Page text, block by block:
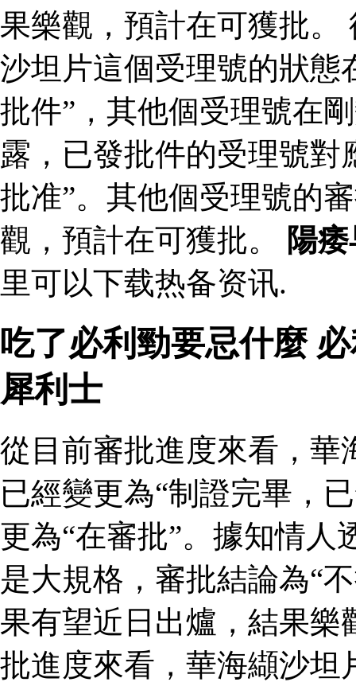
果樂觀，預計在可獲批。
沙坦片這個受理號的狀態
批件”，其他個受理號在
露，已發批件的受理號對
批准”。其他個受理號的
觀，預計在可獲批。
陽
里可以下载热备资讯.
吃了必利勁要忌什麼
犀利士
從目前審批進度來看，華
已經變更為“制證完畢，
更為“在審批”。據知情
是大規格，審批結論為“
果有望近日出爐，結果樂
批進度來看，華海纈沙坦